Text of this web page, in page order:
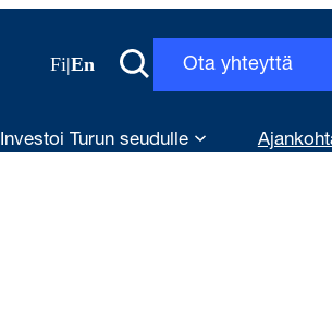
Fi|En Ota yhteyttä
Investoi Turun seudulle